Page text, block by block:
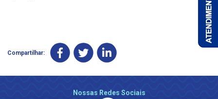
Compartilhar:
Nossas Redes Sociais